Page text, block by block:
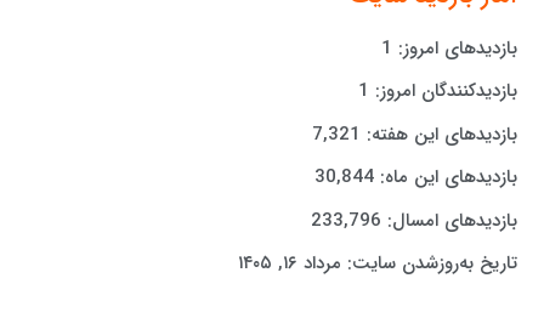
بازدیدهای امروز: 1
بازدیدکنندگان امروز: 1
بازدیدهای این هفته: 7,321
بازدیدهای این ماه:30,844
بازدیدهای امسال: 233,796
تاریخ به‌روزشدن سایت: مرداد ۱۶, ۱۴۰۵